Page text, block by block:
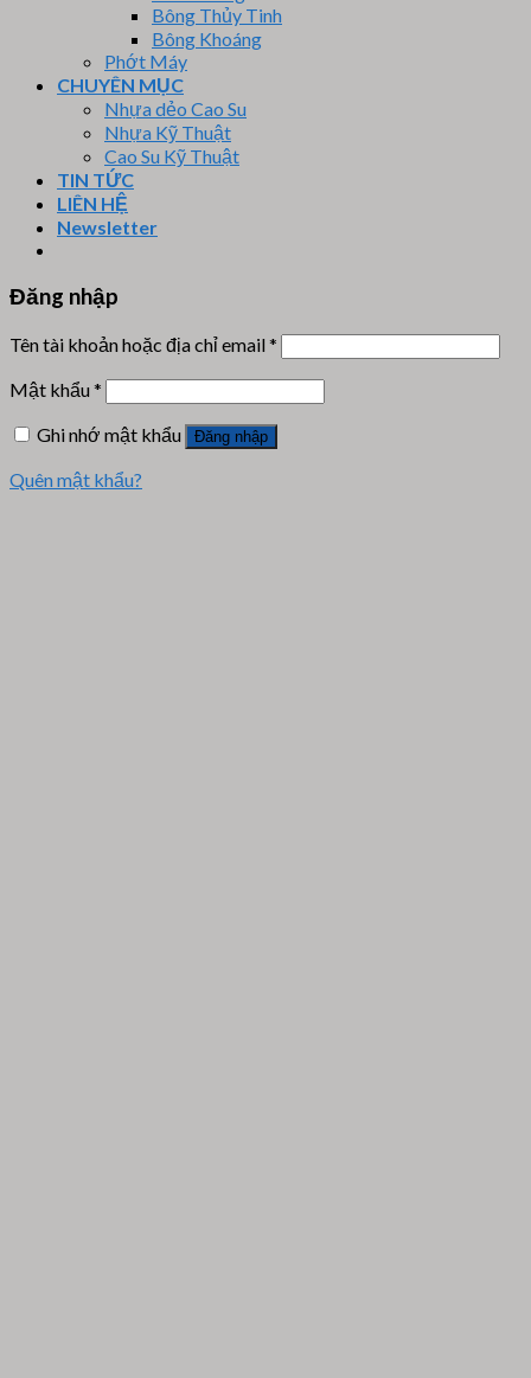
Bông Thủy Tinh
Bông Khoáng
Phớt Máy
CHUYÊN MỤC
Nhựa dẻo Cao Su
Nhựa Kỹ Thuật
Cao Su Kỹ Thuật
TIN TỨC
LIÊN HỆ
Newsletter
Đăng nhập
Tên tài khoản hoặc địa chỉ email*
Mật khẩu*
Ghi nhớ mật khẩu
Đăng nhập
Quên mật khẩu?